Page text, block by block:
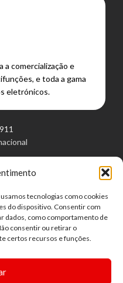
tecnologias como cookies
do dispositivo. Consentir com
dados, como comportamento de
consentir ou retirar o
certos recursos e funções.
a comercialização e
e toda a gama
eletrónicos.